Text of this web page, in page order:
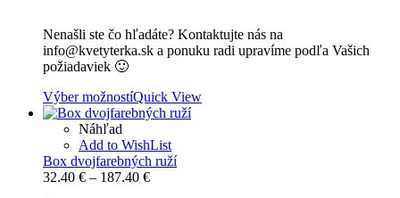
Nenašli ste čo hľadáte? Kontaktujte nás na
info@kvetyterka.sk a ponuku radi upravíme podľa Vašich
požiadaviek 🙂
Výber možnostíQuick View
Náhľad
Add to WishList
Box dvojfarebných ruží
32.40 € – 187.40 €Price